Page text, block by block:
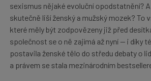
sexismus nějaké evoluční opodstatnění?
skutečně liší ženský a mužský mozek? To
které měly být zodpovězeny již před
společnost se o ně zajímá až nyní — i díky
postavila ženské tělo do středu debaty o
a právem se stala mezinárodním